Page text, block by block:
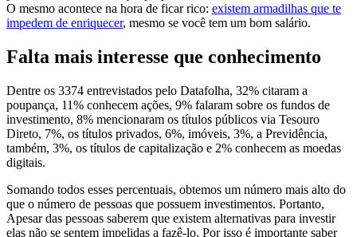
O mesmo acontece na hora de ficar rico: existem armadilhas que te
impedem de enriquecer, mesmo se você tem um bom salário.
Falta mais interesse que conhecimento
Dentre os 3374 entrevistados pelo Datafolha, 32% citaram a
poupança, 11% conhecem ações, 9% falaram sobre os fundos de
investimento, 8% mencionaram os títulos públicos via Tesouro
Direto, 7%, os títulos privados, 6%, imóveis, 3%, a Previdência,
também, 3%, os títulos de capitalização e 2% conhecem as moedas
digitais.
Somando todos esses percentuais, obtemos um número mais alto do
que o número de pessoas que possuem investimentos. Portanto,
Apesar das pessoas saberem que existem alternativas para investir
elas não se sentem impelidas a fazê-lo. Por isso é importante saber